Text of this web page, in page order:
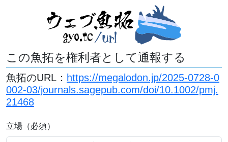
この魚拓を権利者として通報する
魚拓のURL： https://megalodon.jp/2025-0728-0
002-03/journals.sagepub.com/doi/10.1002/pmj.
21468
立場（必須）